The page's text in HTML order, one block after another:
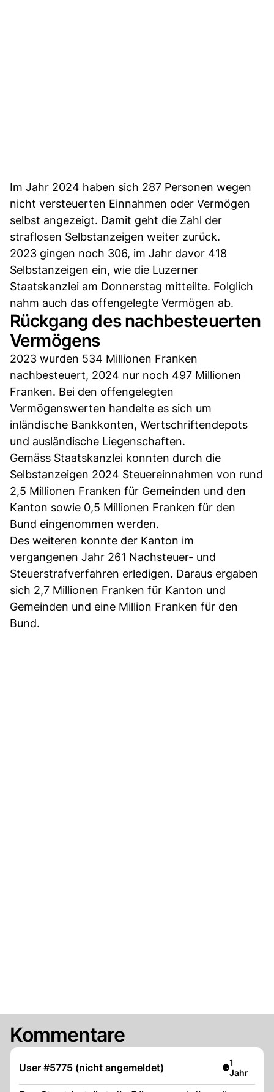
Im Jahr 2024 haben sich 287 Personen wegen
nicht versteuerten Einnahmen oder Vermögen
selbst angezeigt. Damit geht die Zahl der
straflosen Selbstanzeigen weiter zurück.
2023 gingen noch 306, im Jahr davor 418
Selbstanzeigen ein, wie die Luzerner
Staatskanzlei am Donnerstag mitteilte. Folglich
nahm auch das offengelegte Vermögen ab.
Rückgang des nachbesteuerten
Vermögens
2023 wurden 534 Millionen Franken
nachbesteuert, 2024 nur noch 497 Millionen
Franken. Bei den offengelegten
Vermögenswerten handelte es sich um
inländische Bankkonten, Wertschriftendepots
und ausländische Liegenschaften.
Gemäss Staatskanzlei konnten durch die
Selbstanzeigen 2024 Steuereinnahmen von rund
2,5 Millionen Franken für Gemeinden und den
Kanton sowie 0,5 Millionen Franken für den
Bund eingenommen werden.
Des weiteren konnte der Kanton im
vergangenen Jahr 261 Nachsteuer- und
Steuerstrafverfahren erledigen. Daraus ergaben
sich 2,7 Millionen Franken für Kanton und
Gemeinden und eine Million Franken für den
Bund.
Kommentare
User #5775 (nicht angemeldet) Artikel
1
Jahr